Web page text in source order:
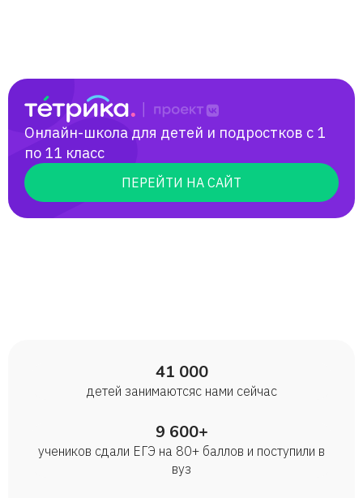
Онлайн-школа для детей и подростков с 1
по 11 класс
ПЕРЕЙТИ НА САЙТ
41 000
детей занимаются с нами сейчас
9 600+
учеников сдали ЕГЭ на 80+ баллов и поступили в
вуз